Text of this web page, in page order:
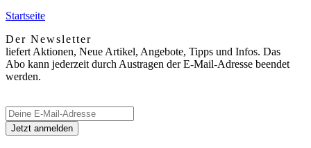
Startseite
Der Newsletter
liefert Aktionen, Neue Artikel, Angebote, Tipps und Infos. Das
Abo kann jederzeit durch Austragen der E-Mail-Adresse beendet
werden.